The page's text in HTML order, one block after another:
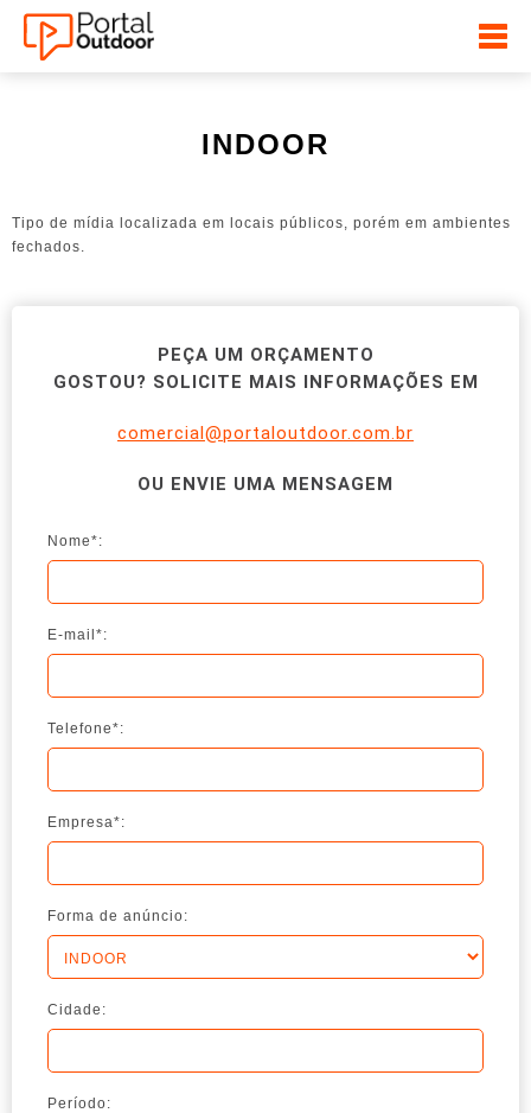
INDOOR
Tipo de mídia localizada em locais públicos, porém em ambientes
fechados.
PEÇA UM ORÇAMENTO
GOSTOU? SOLICITE MAIS INFORMAÇÕES EM
comercial@portaloutdoor.com.br
OU ENVIE UMA MENSAGEM
Nome*:
E-mail*:
Telefone*:
Empresa*:
Forma de anúncio:
Cidade:
Período: